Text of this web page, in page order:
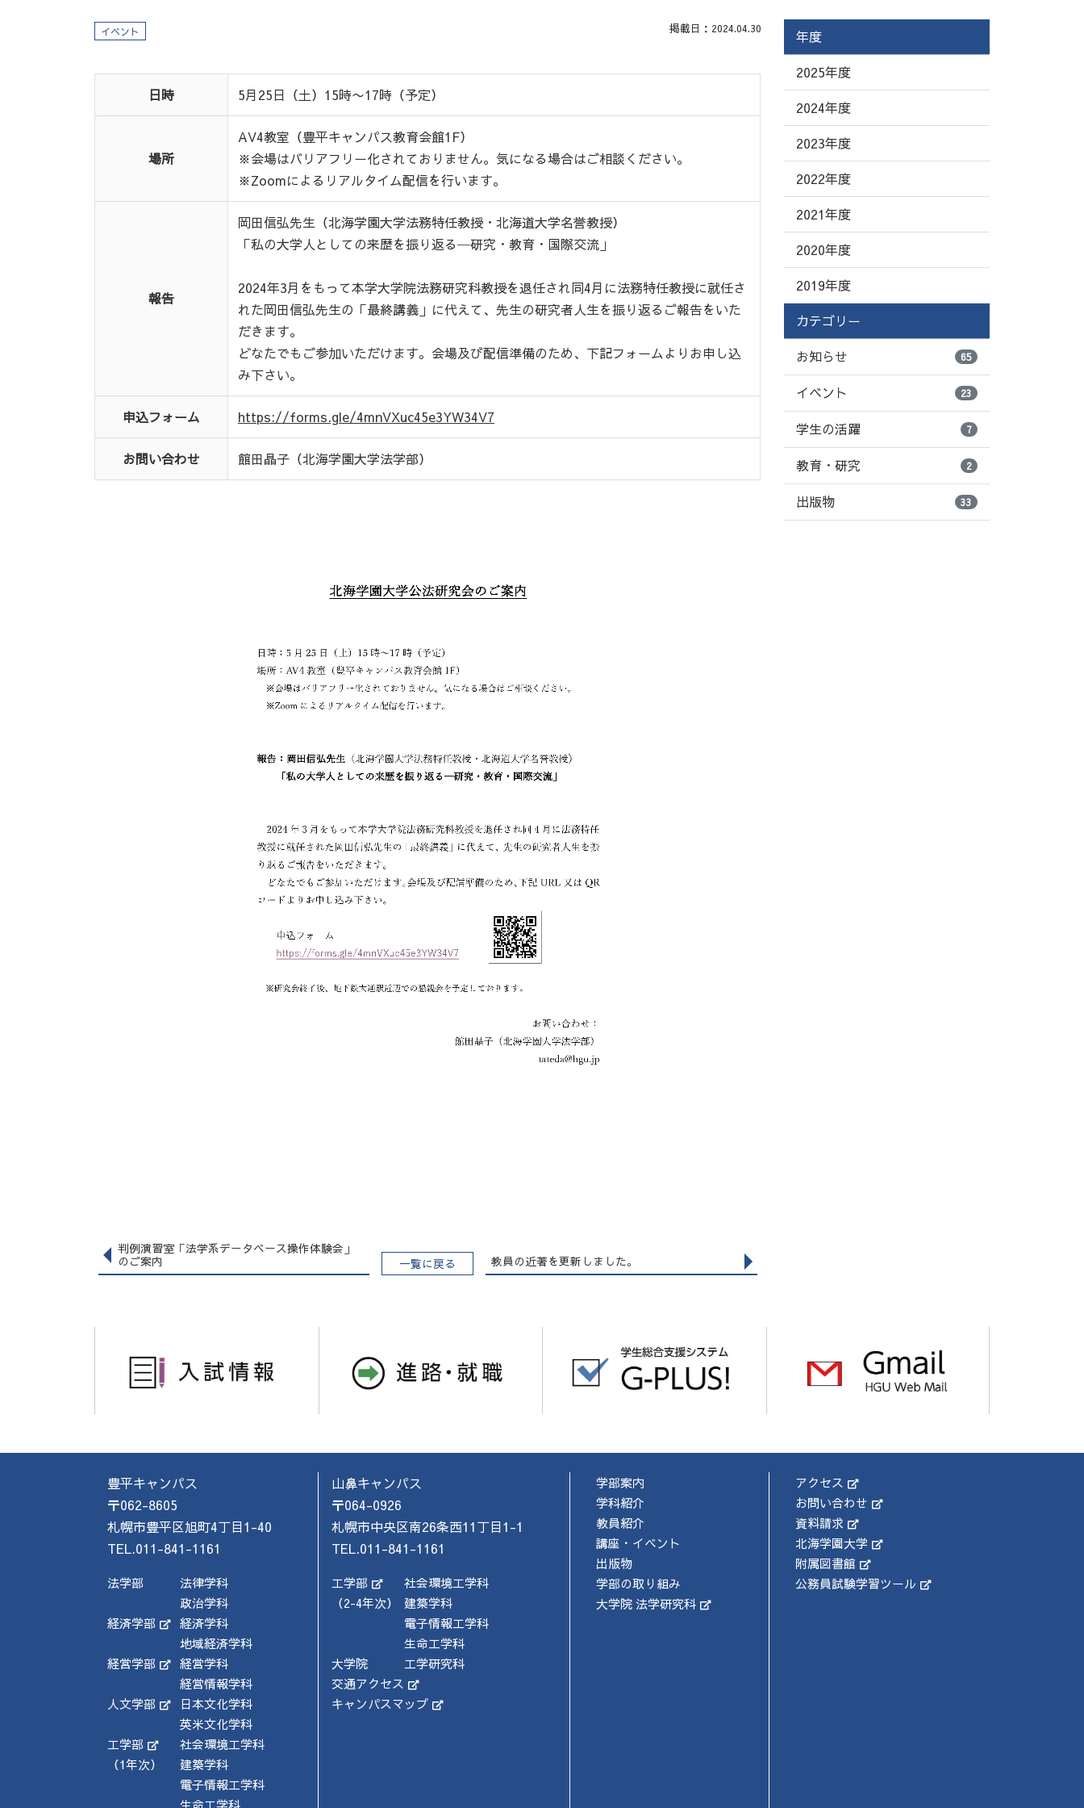
イベント 掲載日：2024.04.30
日時 5月25日（土）15時〜17時（予定）
場所
AV4教室（豊平キャンパス教育会館1F）
※会場はバリアフリー化されておりません。気になる場合はご相談ください。
※Zoomによるリアルタイム配信を行います。
報告
岡田信弘先生（北海学園大学法務特任教授・北海道大学名誉教授）
「私の大学人としての来歴を振り返る─研究・教育・国際交流」
2024年3月をもって本学大学院法務研究科教授を退任され同4月に法務特任教授に就任さ
れた岡田信弘先生の「最終講義」に代えて、先生の研究者人生を振り返るご報告をいた
だきます。
どなたでもご参加いただけます。会場及び配信準備のため、下記フォームよりお申し込
み下さい。
申込フォーム https://forms.gle/4mnVXuc45e3YW34V7
お問い合わせ 館田晶子（北海学園大学法学部）
判例演習室「法学系データベース操作体験会」
のご案内
一覧に戻る 教員の近著を更新しました。
年度
2025年度
2024年度
2023年度
2022年度
2021年度
2020年度
2019年度
カテゴリー
お知らせ 65
イベント 23
学生の活躍 7
教育・研究 2
出版物 33
豊平キャンパス
〒062-8605
札幌市豊平区旭町4丁目1-40
TEL.011-841-1161
法学部
法律学科
政治学科
経済学部
経済学科
地域経済学科
経営学部
経営学科
経営情報学科
人文学部
日本文化学科
英米文化学科
工学部
（1年次）
社会環境工学科
建築学科
電子情報工学科
生命工学科
山鼻キャンパス
〒064-0926
札幌市中央区南26条西11丁目1-1
TEL.011-841-1161
工学部
（2-4年次）
社会環境工学科
建築学科
電子情報工学科
生命工学科
大学院
工学研究科
交通アクセス
キャンパスマップ
学部案内
学科紹介
教員紹介
講座・イベント
出版物
学部の取り組み
大学院 法学研究科
アクセス
お問い合わせ
資料請求
北海学園大学
附属図書館
公務員試験学習ツール